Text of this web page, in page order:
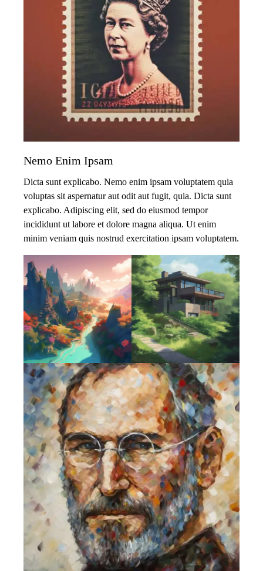
Nemo Enim Ipsam
Dicta sunt explicabo. Nemo enim ipsam voluptatem quia
voluptas sit aspernatur aut odit aut fugit, quia. Dicta sunt
explicabo. Adipiscing elit, sed do eiusmod tempor
incididunt ut labore et dolore magna aliqua. Ut enim
minim veniam quis nostrud exercitation ipsam voluptatem.